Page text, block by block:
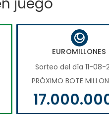
EUROMILLONES
Sorteo del día 11-08-
PRÓXIMO BOTE